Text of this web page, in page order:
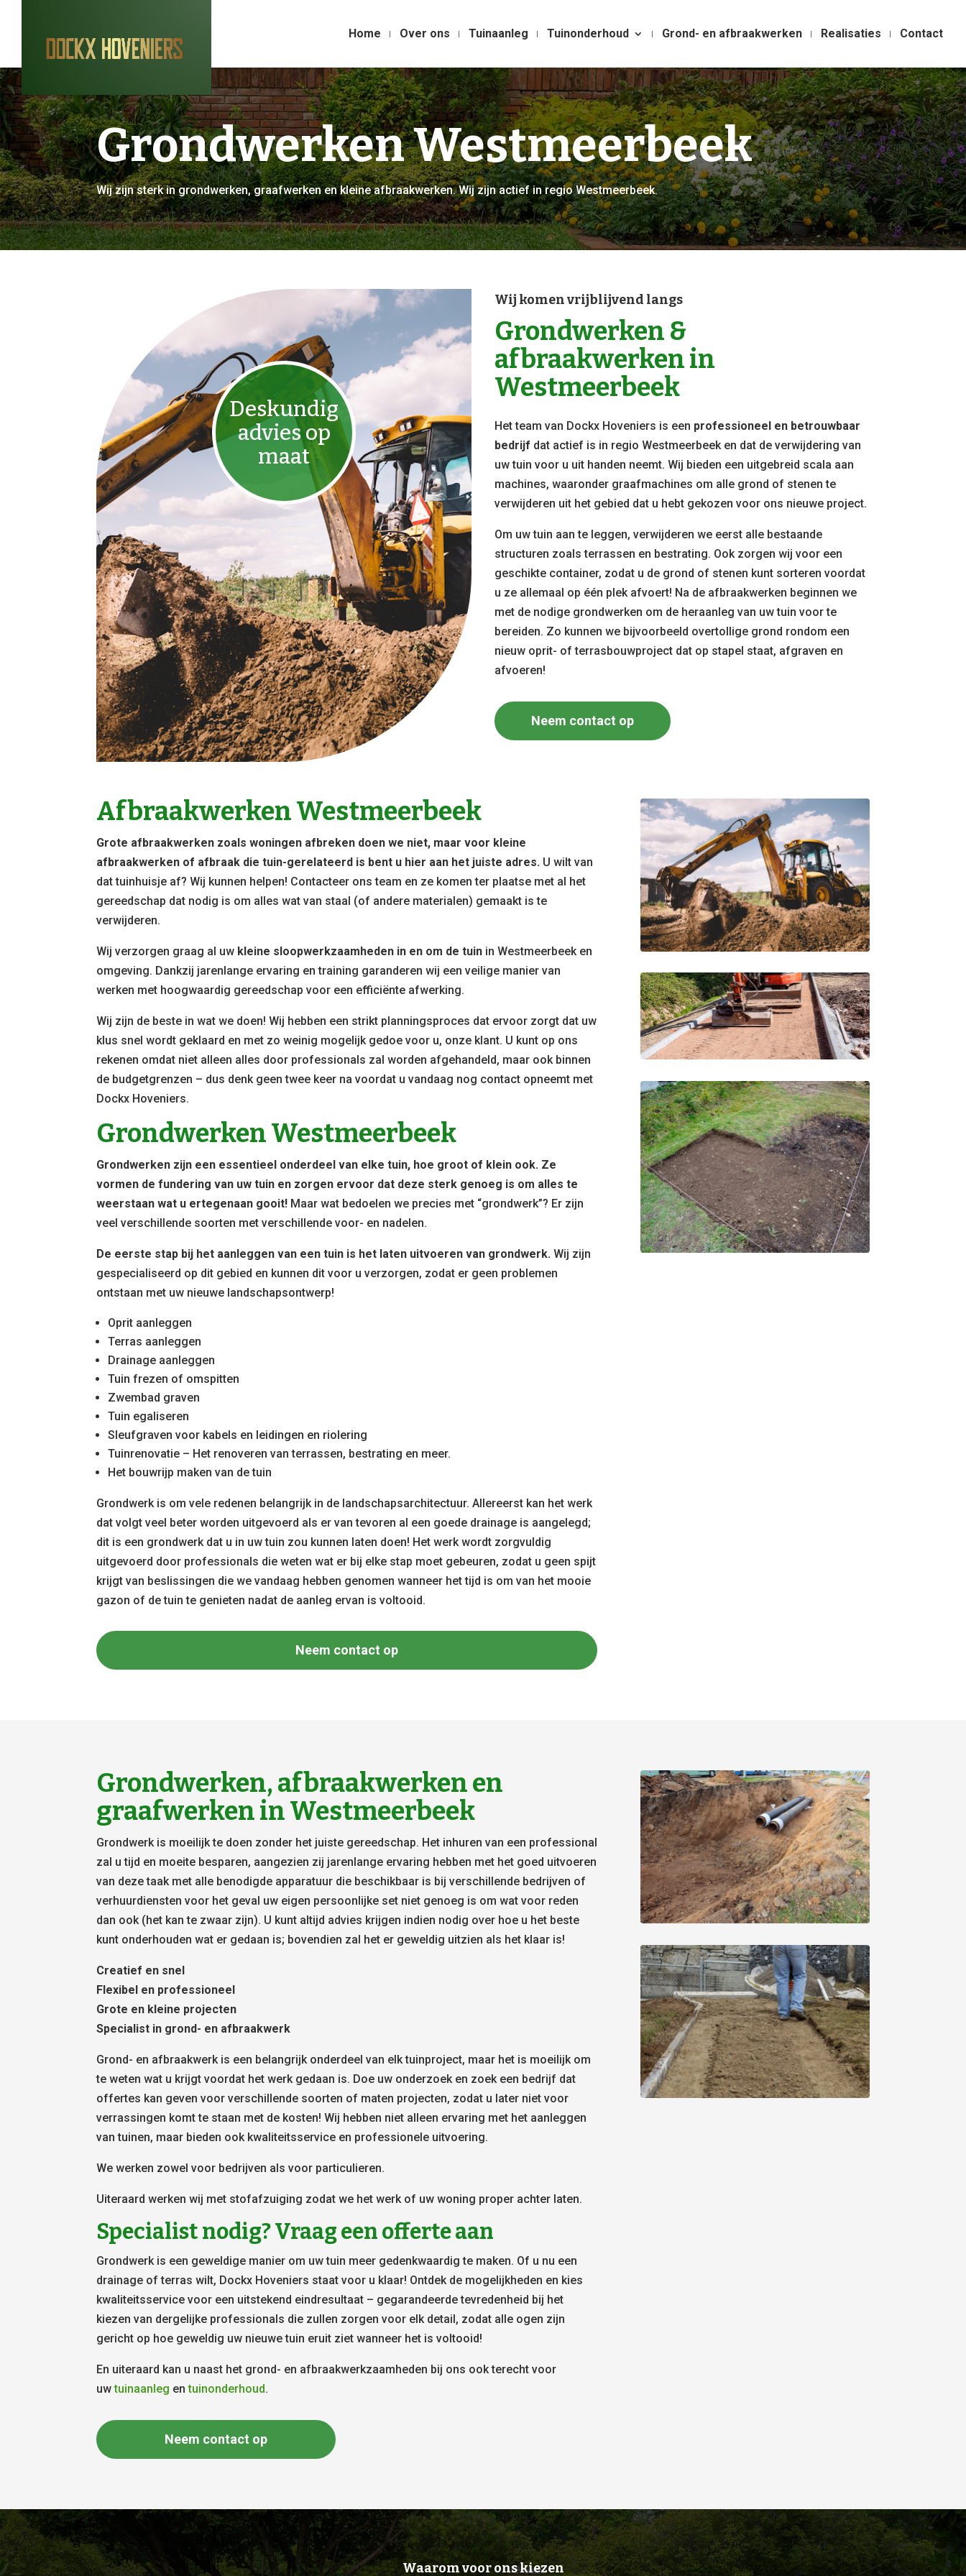
Home Over ons Tuinaanleg Tuinonderhoud Grond- en afbraakwerken Realisaties Contact
Grondwerken Westmeerbeek
Wij zijn sterk in grondwerken, graafwerken en kleine afbraakwerken. Wij zijn actief in regio Westmeerbeek.
Deskundig
advies op
maat
Wij komen vrijblijvend langs
Grondwerken &
afbraakwerken in
Westmeerbeek
Het team van Dockx Hoveniers is een professioneel en betrouwbaar
bedrijf dat actief is in regio Westmeerbeek en dat de verwijdering van
uw tuin voor u uit handen neemt. Wij bieden een uitgebreid scala aan
machines, waaronder graafmachines om alle grond of stenen te
verwijderen uit het gebied dat u hebt gekozen voor ons nieuwe project.
Om uw tuin aan te leggen, verwijderen we eerst alle bestaande
structuren zoals terrassen en bestrating. Ook zorgen wij voor een
geschikte container, zodat u de grond of stenen kunt sorteren voordat
u ze allemaal op één plek afvoert! Na de afbraakwerken beginnen we
met de nodige grondwerken om de heraanleg van uw tuin voor te
bereiden. Zo kunnen we bijvoorbeeld overtollige grond rondom een
nieuw oprit- of terrasbouwproject dat op stapel staat, afgraven en
afvoeren!
Neem contact op
Afbraakwerken Westmeerbeek
Grote afbraakwerken zoals woningen afbreken doen we niet, maar voor kleine
afbraakwerken of afbraak die tuin-gerelateerd is bent u hier aan het juiste adres. U wilt van
dat tuinhuisje af? Wij kunnen helpen! Contacteer ons team en ze komen ter plaatse met al het
gereedschap dat nodig is om alles wat van staal (of andere materialen) gemaakt is te
verwijderen.
Wij verzorgen graag al uw kleine sloopwerkzaamheden in en om de tuin in Westmeerbeek en
omgeving. Dankzij jarenlange ervaring en training garanderen wij een veilige manier van
werken met hoogwaardig gereedschap voor een efficiënte afwerking.
Wij zijn de beste in wat we doen! Wij hebben een strikt planningsproces dat ervoor zorgt dat uw
klus snel wordt geklaard en met zo weinig mogelijk gedoe voor u, onze klant. U kunt op ons
rekenen omdat niet alleen alles door professionals zal worden afgehandeld, maar ook binnen
de budgetgrenzen – dus denk geen twee keer na voordat u vandaag nog contact opneemt met
Dockx Hoveniers.
Grondwerken Westmeerbeek
Grondwerken zijn een essentieel onderdeel van elke tuin, hoe groot of klein ook. Ze
vormen de fundering van uw tuin en zorgen ervoor dat deze sterk genoeg is om alles te
weerstaan wat u ertegenaan gooit! Maar wat bedoelen we precies met “grondwerk”? Er zijn
veel verschillende soorten met verschillende voor- en nadelen.
De eerste stap bij het aanleggen van een tuin is het laten uitvoeren van grondwerk. Wij zijn
gespecialiseerd op dit gebied en kunnen dit voor u verzorgen, zodat er geen problemen
ontstaan met uw nieuwe landschapsontwerp!
Oprit aanleggen
Terras aanleggen
Drainage aanleggen
Tuin frezen of omspitten
Zwembad graven
Tuin egaliseren
Sleufgraven voor kabels en leidingen en riolering
Tuinrenovatie – Het renoveren van terrassen, bestrating en meer.
Het bouwrijp maken van de tuin
Grondwerk is om vele redenen belangrijk in de landschapsarchitectuur. Allereerst kan het werk
dat volgt veel beter worden uitgevoerd als er van tevoren al een goede drainage is aangelegd;
dit is een grondwerk dat u in uw tuin zou kunnen laten doen! Het werk wordt zorgvuldig
uitgevoerd door professionals die weten wat er bij elke stap moet gebeuren, zodat u geen spijt
krijgt van beslissingen die we vandaag hebben genomen wanneer het tijd is om van het mooie
gazon of de tuin te genieten nadat de aanleg ervan is voltooid.
Neem contact op
Grondwerken, afbraakwerken en
graafwerken in Westmeerbeek
Grondwerk is moeilijk te doen zonder het juiste gereedschap. Het inhuren van een professional
zal u tijd en moeite besparen, aangezien zij jarenlange ervaring hebben met het goed uitvoeren
van deze taak met alle benodigde apparatuur die beschikbaar is bij verschillende bedrijven of
verhuurdiensten voor het geval uw eigen persoonlijke set niet genoeg is om wat voor reden
dan ook (het kan te zwaar zijn). U kunt altijd advies krijgen indien nodig over hoe u het beste
kunt onderhouden wat er gedaan is; bovendien zal het er geweldig uitzien als het klaar is!
Creatief en snel
Flexibel en professioneel
Grote en kleine projecten
Specialist in grond- en afbraakwerk
Grond- en afbraakwerk is een belangrijk onderdeel van elk tuinproject, maar het is moeilijk om
te weten wat u krijgt voordat het werk gedaan is. Doe uw onderzoek en zoek een bedrijf dat
offertes kan geven voor verschillende soorten of maten projecten, zodat u later niet voor
verrassingen komt te staan met de kosten! Wij hebben niet alleen ervaring met het aanleggen
van tuinen, maar bieden ook kwaliteitsservice en professionele uitvoering.
We werken zowel voor bedrijven als voor particulieren.
Uiteraard werken wij met stofafzuiging zodat we het werk of uw woning proper achter laten.
Specialist nodig? Vraag een offerte aan
Grondwerk is een geweldige manier om uw tuin meer gedenkwaardig te maken. Of u nu een
drainage of terras wilt, Dockx Hoveniers staat voor u klaar! Ontdek de mogelijkheden en kies
kwaliteitsservice voor een uitstekend eindresultaat – gegarandeerde tevredenheid bij het
kiezen van dergelijke professionals die zullen zorgen voor elk detail, zodat alle ogen zijn
gericht op hoe geweldig uw nieuwe tuin eruit ziet wanneer het is voltooid!
En uiteraard kan u naast het grond- en afbraakwerkzaamheden bij ons ook terecht voor
uwtuinaanleg entuinonderhoud.
Neem contact op
Waarom voor ons kiezen